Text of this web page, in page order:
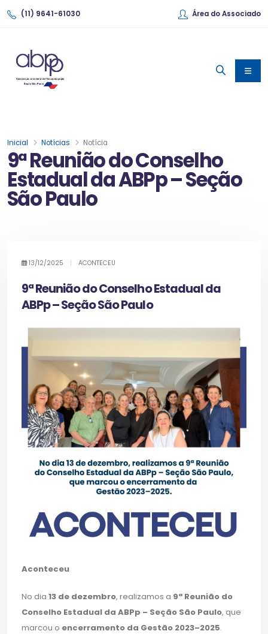
(11) 9641-61030 Área do Associado
9ª Reunião do Conselho
Estadual da ABPp – Seção
São Paulo
Inicial Notícias Notícia
13/12/2025 ACONTECEU
9ª Reunião do Conselho Estadual da
ABPp – Seção São Paulo
Aconteceu
No dia 13 de dezembro, realizamos a 9ª Reunião do
Conselho Estadual da ABPp – Seção São Paulo, que
marcou o encerramento da Gestão 2023–2025.